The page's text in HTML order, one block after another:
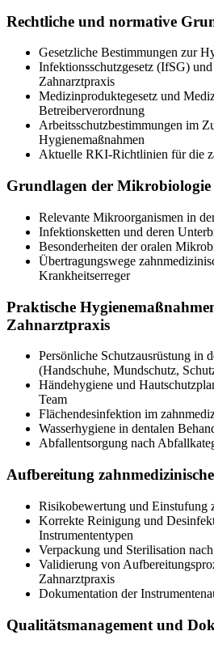
Rechtliche und normative
Gesetzliche Bestimmungen zur
Infektionsschutzgesetz (IfSG)
Zahnarztpraxis
Medizinproduktegesetz und
Betreiberverordnung
Arbeitsschutzbestimmungen im
Hygienemaßnahmen
Aktuelle RKI-Richtlinien für die
Grundlagen der
Relevante Mikroorganismen in
Infektionsketten und deren
Besonderheiten der oralen
Übertragungswege
Krankheitserreger
Praktische
Zahnarztpraxis
Persönliche Schutzausrüstung in
(Handschuhe, Mundschutz,
Händehygiene und
Team
Flächendesinfektion im
Wasserhygiene in dentalen
Abfallentsorgung nach
Aufbereitung
Risikobewertung und Einstufung
Korrekte Reinigung und
Instrumententypen
Verpackung und Sterilisation
Validierung von
Zahnarztpraxis
Dokumentation der
Qualitätsmanagement und